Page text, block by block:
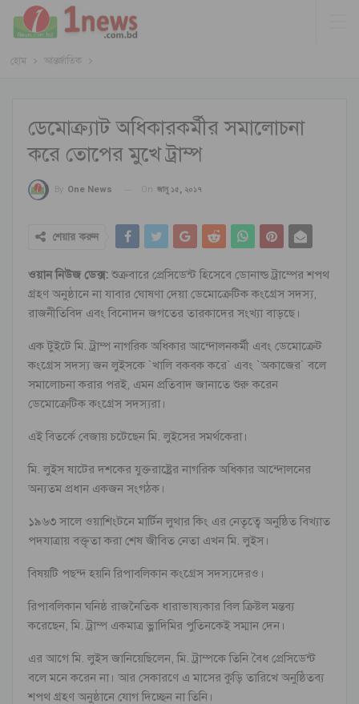
হোম আন্তর্জাতিক
ডেমোক্র্যাট অধিকারকর্মীর সমালোচনা
করে তোপের মুখে ট্রাম্প
By One News On জানু ১৫, ২০১৭
শেয়ার করুন
ওয়ান নিউজ ডেক্স: শুক্রবারে প্রেসিডেন্ট হিসেবে ডোনাল্ড ট্রাম্পের শপথ
গ্রহণ অনুষ্ঠানে না যাবার ঘোষণা দেয়া ডেমোক্রেটিক কংগ্রেস সদস্য,
রাজনীতিবিদ এবং বিনোদন জগতের তারকাদের সংখ্যা বাড়ছে।
এক টুইটে মি. ট্রাম্প নাগরিক অধিকার আন্দোলনকর্মী এবং ডেমোক্রেট
কংগ্রেস সদস্য জন লুইসকে `খালি বকবক করে` এবং `অকাজের` বলে
সমালোচনা করার পরই, এমন প্রতিবাদ জানাতে শুরু করেন
ডেমোক্রেটিক কংগ্রেস সদস্যরা।
এই বিতর্কে বেজায় চটেছেন মি. লুইসের সমর্থকেরা।
মি. লুইস ষাটের দশকের যুক্তরাষ্ট্রের নাগরিক অধিকার আন্দোলনের
অন্যতম প্রধান একজন সংগঠক।
১৯৬৩ সালে ওয়াশিংটনে মার্টিন লুথার কিং এর নেতৃত্বে অনুষ্ঠিত বিখ্যাত
পদযাত্রায় বক্তৃতা করা শেষ জীবিত নেতা এখন মি. লুইস।
বিষয়টি পছন্দ হয়নি রিপাবলিকান কংগ্রেস সদস্যদেরও।
রিপাবলিকান ঘনিষ্ঠ রাজনৈতিক ধারাভাষ্যকার বিল ক্রিষ্টল মন্তব্য
করেছেন, মি. ট্রাম্প একমাত্র ভ্লাদিমির পুতিনকেই সম্মান দেন।
এর আগে মি. লুইস জানিয়েছিলেন, মি. ট্রাম্পকে তিনি বৈধ প্রেসিডেন্ট
বলে মনে করেন না। আর সেকারণে এ মাসের কুড়ি তারিখে অনুষ্ঠিতব্য
শপথ গ্রহণ অনুষ্ঠানে যোগ দিচ্ছেন না তিনি।